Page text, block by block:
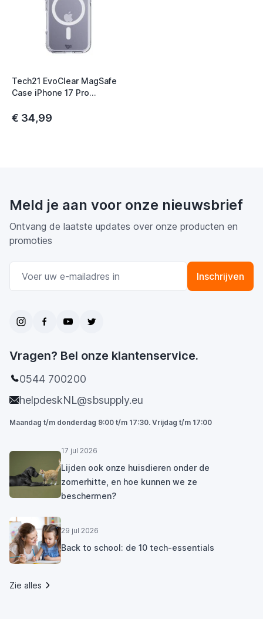
Tech21 EvoClear MagSafe
Case iPhone 17 Pro
€ 34,99
Meld je aan voor onze nieuwsbrief
Ontvang de laatste updates over onze producten en
promoties
Inschrijven
Vragen? Bel onze klantenservice.
0544 700200
helpdeskNL@sbsupply.eu
Maandag t/m donderdag 9:00 t/m 17:30. Vrijdag t/m 17:00
17 jul 2026
Lijden ook onze huisdieren onder de
zomerhitte, en hoe kunnen we ze
beschermen?
29 jul 2026
Back to school: de 10 tech-essentials
Zie alles